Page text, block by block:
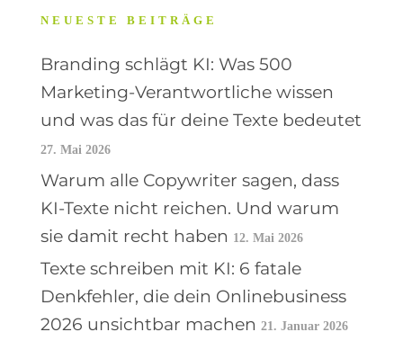
NEUESTE BEITRÄGE
Branding schlägt KI: Was 500
Marketing-Verantwortliche wissen
und was das für deine Texte bedeutet
27. Mai 2026
Warum alle Copywriter sagen, dass
KI-Texte nicht reichen. Und warum
sie damit recht haben 12. Mai 2026
Texte schreiben mit KI: 6 fatale
Denkfehler, die dein Onlinebusiness
2026 unsichtbar machen 21. Januar 2026